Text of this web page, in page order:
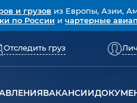
и грузов из Европы, Азии,
по России и чартерные
Отследить груз
ВАКАНСИИ